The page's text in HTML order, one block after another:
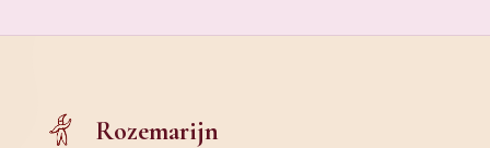
Rozemarijn